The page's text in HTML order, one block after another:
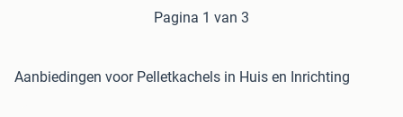
Pagina 1 van 3
Aanbiedingen voor Pelletkachels in Huis en Inrichting